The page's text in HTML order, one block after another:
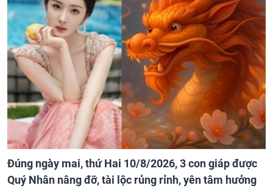
Đúng ngày mai, thứ Hai 10/8/2026, 3 con giáp được
Quý Nhân nâng đỡ, tài lộc rủng rỉnh, yên tâm hưởng